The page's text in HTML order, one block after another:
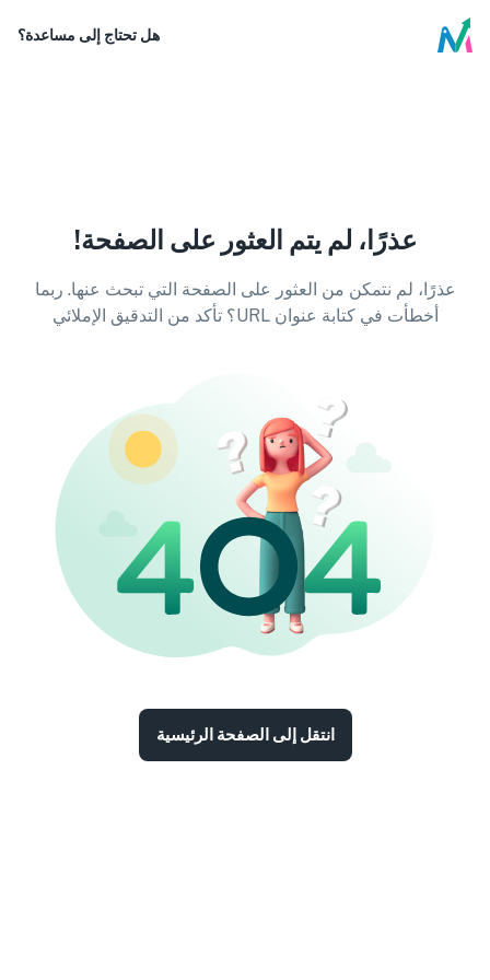
هل تحتاج إلى مساعدة؟
عذرًا، لم يتم العثور على الصفحة!
عذرًا، لم نتمكن من العثور على الصفحة التي تبحث عنها. ربما
أخطأت في كتابة عنوان URL؟ تأكد من التدقيق الإملائي
انتقل إلى الصفحة الرئيسية